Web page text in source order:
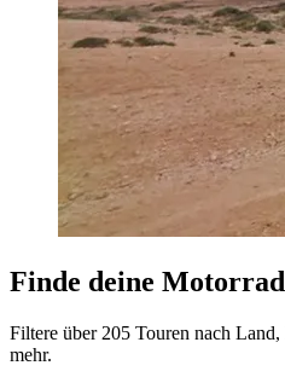
Finde deine
Filtere über 205 Touren nach
mehr.